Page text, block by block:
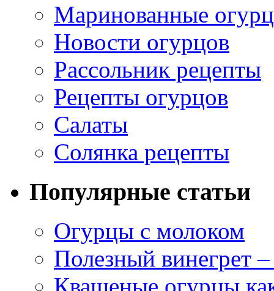
Маринованные
Новости огурцов
Рассольник рецепты
Рецепты огурцов
Салаты
Солянка рецепты
Популярные статьи
Огурцы с молоком
Полезный винегрет